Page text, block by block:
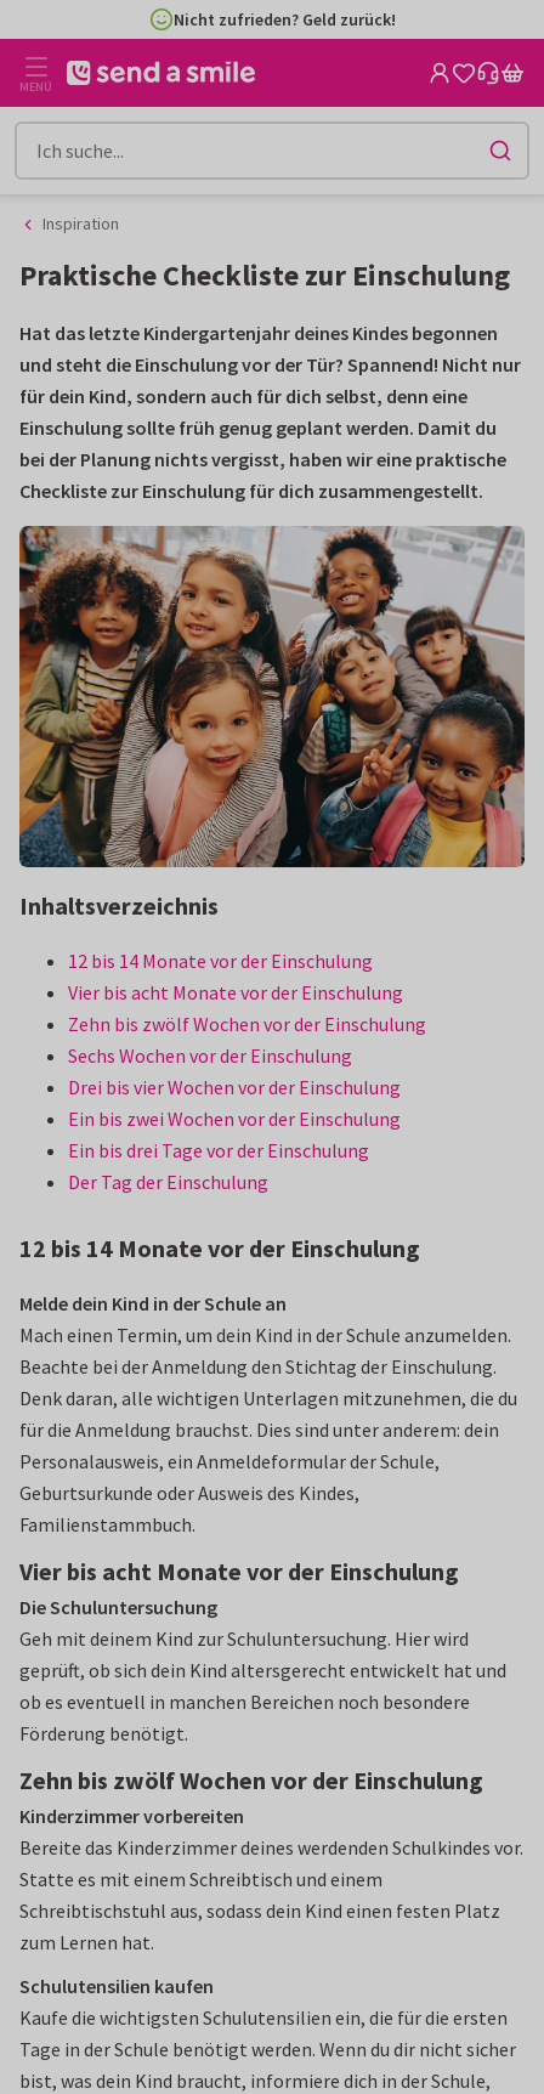
Inhalt
gehen
Filter
Nicht zufrieden? Geld zurück!
MENÜ
Inspiration
Praktische Checkliste zur Einschulung
Hat das letzte Kindergartenjahr deines Kindes begonnen
und steht die Einschulung vor der Tür? Spannend! Nicht nur
für dein Kind, sondern auch für dich selbst, denn eine
Einschulung sollte früh genug geplant werden. Damit du
bei der Planung nichts vergisst, haben wir eine praktische
Checkliste zur Einschulung für dich zusammengestellt.
Inhaltsverzeichnis
12 bis 14 Monate vor der Einschulung
Vier bis acht Monate vor der Einschulung
Zehn bis zwölf Wochen vor der Einschulung
Sechs Wochen vor der Einschulung
Drei bis vier Wochen vor der Einschulung
Ein bis zwei Wochen vor der Einschulung
Ein bis drei Tage vor der Einschulung
Der Tag der Einschulung
12 bis 14 Monate vor der Einschulung
Melde dein Kind in der Schule an
Mach einen Termin, um dein Kind in der Schule anzumelden.
Beachte bei der Anmeldung den Stichtag der Einschulung.
Denk daran, alle wichtigen Unterlagen mitzunehmen, die du
für die Anmeldung brauchst. Dies sind unter anderem: dein
Personalausweis, ein Anmeldeformular der Schule,
Geburtsurkunde oder Ausweis des Kindes,
Familienstammbuch.
Vier bis acht Monate vor der Einschulung
Die Schuluntersuchung
Geh mit deinem Kind zur Schuluntersuchung. Hier wird
geprüft, ob sich dein Kind altersgerecht entwickelt hat und
ob es eventuell in manchen Bereichen noch besondere
Förderung benötigt.
Zehn bis zwölf Wochen vor der Einschulung
Kinderzimmer vorbereiten
Bereite das Kinderzimmer deines werdenden Schulkindes vor.
Statte es mit einem Schreibtisch und einem
Schreibtischstuhl aus, sodass dein Kind einen festen Platz
zum Lernen hat.
Schulutensilien kaufen
Kaufe die wichtigsten Schulutensilien ein, die für die ersten
Tage in der Schule benötigt werden. Wenn du dir nicht sicher
bist, was dein Kind braucht, informiere dich in der Schule,